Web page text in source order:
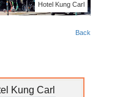
Hotel Kung Carl
Back
Kung Carl